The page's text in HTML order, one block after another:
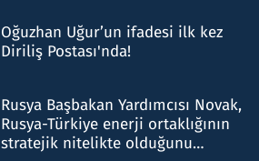
Oğuzhan Uğur’un ifadesi ilk kez
Diriliş Postası'nda!
Rusya Başbakan Yardımcısı Novak,
Rusya-Türkiye enerji ortaklığının
stratejik nitelikte olduğunu